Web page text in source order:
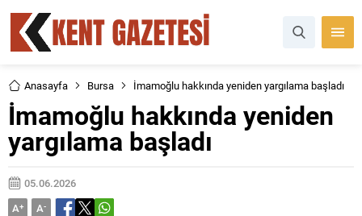
Anasayfa Bursa İmamoğlu hakkında yeniden yargılama başladı
İmamoğlu hakkında yeniden
yargılama başladı
05.06.2026
A+ A-